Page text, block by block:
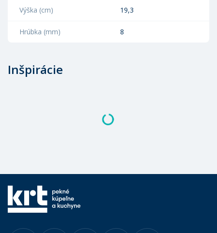
Výška (cm) 19,3
Hrúbka (mm) 8
Inšpirácie